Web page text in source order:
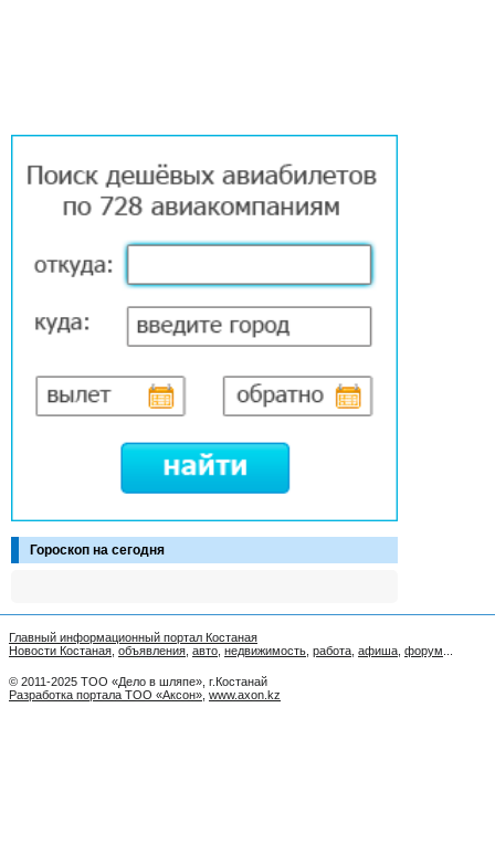
Гороскоп на сегодня
Главный информационный портал Костаная
Новости Костаная объявления авто недвижимость работа афиша форум
© 2011-2025 ТОО «Дело в шляпе», г.Костанай
Разработка портала ТОО «Аксон» www.axon.kz